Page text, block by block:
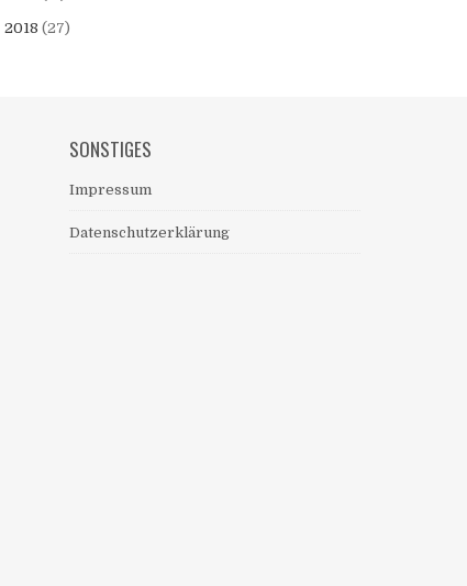
2018 (27)
SONSTIGES
Impressum
Datenschutzerklärung